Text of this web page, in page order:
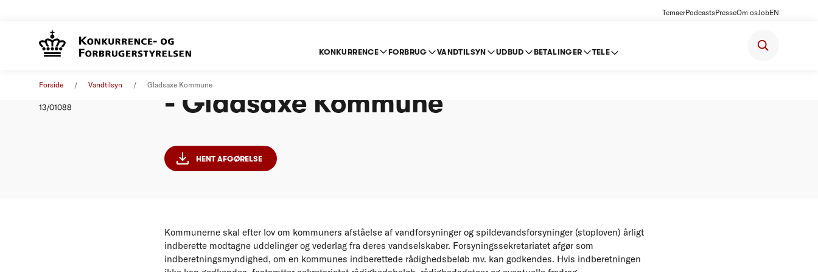
TemaerPodcastsPresseOm osJobEN
KONKURRENCE FORBRUG VANDTILSYN UDBUD BETALINGER TELE
Forside Vandtilsyn Gladsaxe Kommune
13/01088
- Gladsaxe Kommune
HENT AFGØRELSE
Kommunerne skal efter lov om kommuners afståelse af vandforsyninger og spildevandsforsyninger (stoploven) årligt
indberette modtagne uddelinger og vederlag fra deres vandselskaber. Forsyningssekretariatet afgør som
indberetningsmyndighed, om en kommunes indberettede rådighedsbeløb mv. kan godkendes. Hvis indberetningen